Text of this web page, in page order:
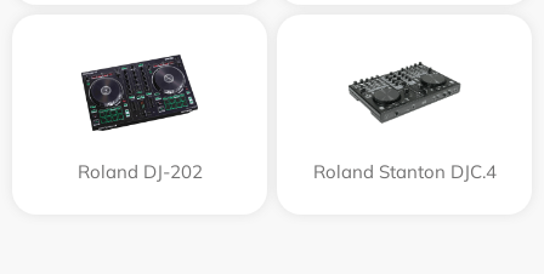
Roland DJ-202 Roland Stanton DJC.4